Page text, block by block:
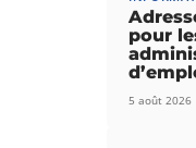
pour
5 août 2026